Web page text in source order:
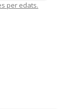
per edats.